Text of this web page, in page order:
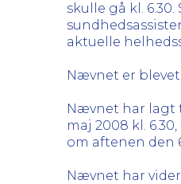
skulle gå kl.
aktuelle
Nævnet er blevet
Nævnet har lagt
maj 2008 kl.
om aftenen den
Nævnet har